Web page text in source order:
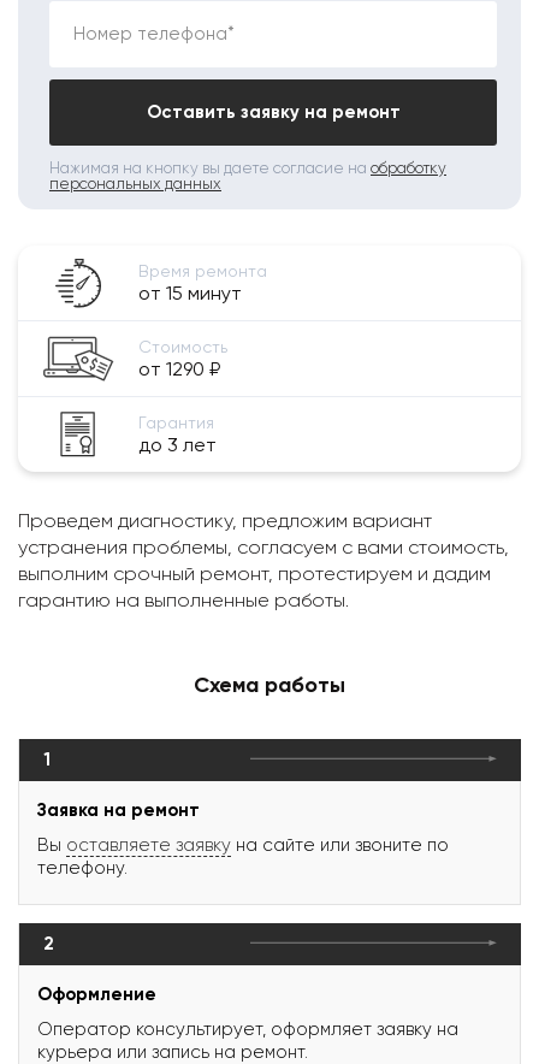
Номер телефона*
Оставить заявку на ремонт
Нажимая на кнопку вы даете согласие на обработку
персональных данных
Время ремонта
от 15 минут
Стоимость
от 1290 ₽
Гарантия
до 3 лет
Проведем диагностику, предложим вариант
устранения проблемы, согласуем с вами стоимость,
выполним срочный ремонт, протестируем и дадим
гарантию на выполненные работы.
Схема работы
1
Заявка на ремонт
Вы оставляете заявку на сайте или звоните по
телефону.
2
Оформление
Оператор консультирует, оформляет заявку на
курьера или запись на ремонт.